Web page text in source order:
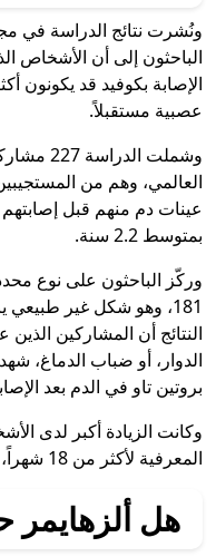
الباحثون إلى أن الأشخاص
الإصابة بكوفيد قد يكونون
عصبية مستقبلاً.
وشملت
عينات دم منهم قبل
بمتوسط 2.2 سنة.
181، وهو شكل غير
النتائج أن المشاركين
بروتين تاو في الدم بعد
وكانت الزيادة أكبر لدى
المعرفية لأكثر من 18 شهراً، مقارنة بمن تعافوا في فترة أقصر.
هل ألزهايمر